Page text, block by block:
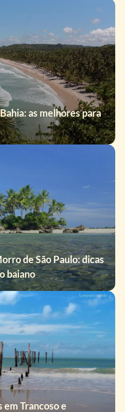
as melhores para
de São Paulo: dicas
baiano
em Trancoso e